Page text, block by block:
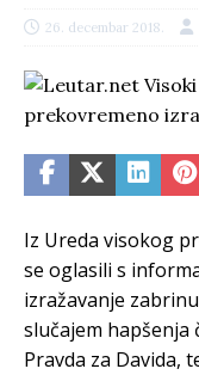
26. decembar 2018.
Iz Ureda visokog
se oglasili s
izražavanje
slučajem hapšenja
Pravda za Davida,